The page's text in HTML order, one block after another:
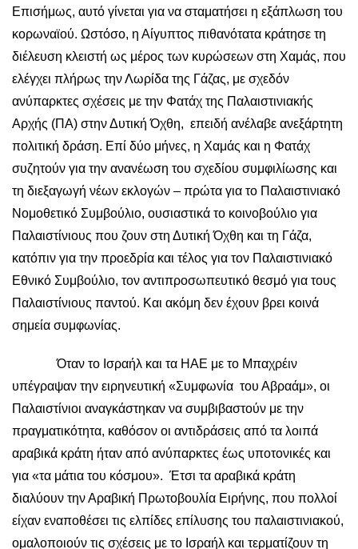
Επισήμως, αυτό γίνεται για να σταματήσει η εξάπλωση του
κορωναϊού. Ωστόσο, η Αίγυπτος πιθανότατα κράτησε τη
διέλευση κλειστή ως μέρος των κυρώσεων στη Χαμάς, που
ελέγχει πλήρως την Λωρίδα της Γάζας, με σχεδόν
ανύπαρκτες σχέσεις με την Φατάχ της Παλαιστινιακής
Αρχής (ΠΑ) στην Δυτική Όχθη, επειδή ανέλαβε ανεξάρτητη
πολιτική δράση. Επί δύο μήνες, η Χαμάς και η Φατάχ
συζητούν για την ανανέωση του σχεδίου συμφιλίωσης και
τη διεξαγωγή νέων εκλογών – πρώτα για το Παλαιστινιακό
Νομοθετικό Συμβούλιο, ουσιαστικά το κοινοβούλιο για
Παλαιστίνιους που ζουν στη Δυτική Όχθη και τη Γάζα,
κατόπιν για την προεδρία και τέλος για τον Παλαιστινιακό
Εθνικό Συμβούλιο, τον αντιπροσωπευτικό θεσμό για τους
Παλαιστίνιους παντού. Και ακόμη δεν έχουν βρει κοινά
σημεία συμφωνίας.
Όταν το Ισραήλ και τα ΗΑΕ με το Μπαχρέιν
υπέγραψαν την ειρηνευτική «Συμφωνία του Αβραάμ», οι
Παλαιστίνιοι αναγκάστηκαν να συμβιβαστούν με την
πραγματικότητα, καθόσον οι αντιδράσεις από τα λοιπά
αραβικά κράτη ήταν από ανύπαρκτες έως υποτονικές και
για «τα μάτια του κόσμου». Έτσι τα αραβικά κράτη
διαλύουν την Αραβική Πρωτοβουλία Ειρήνης, που πολλοί
είχαν εναποθέσει τις ελπίδες επίλυσης του παλαιστινιακού,
ομαλοποιούν τις σχέσεις με το Ισραήλ και τερματίζουν τη